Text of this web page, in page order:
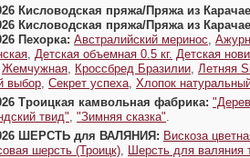
Кисловодская пряжа/Пряжа из
Кисловодская пряжа/Пряжа из
Пехорка: Австралийский меринос
Детская объемная 0.5 кг. Детская
Жемчужная Кроссбред Бразилии Летняя
выбор Секрет успеха Хлопок
Троицкая камвольная фабрика:
твид" "Зимняя сказка"
ШЕРСТЬ для ВАЛЯНИЯ: Вискоза
шерсть (Троицк)
Шерсть для валяния